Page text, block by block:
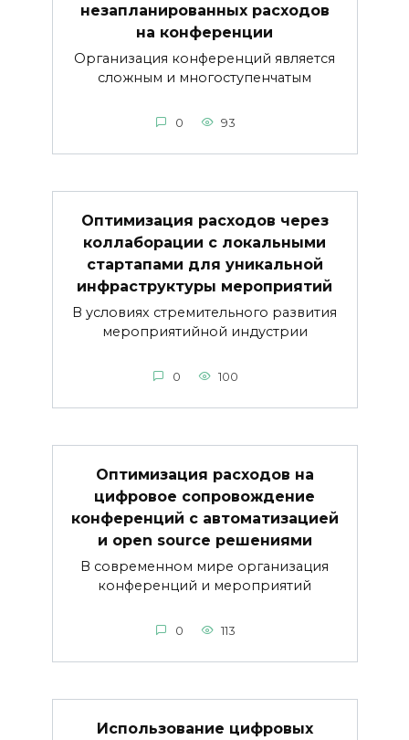
незапланированных расходов
на конференции
Организация конференций является
сложным и многоступенчатым
0 93
Оптимизация расходов через
коллаборации с локальными
стартапами для уникальной
инфраструктуры мероприятий
В условиях стремительного развития
мероприятийной индустрии
0 100
Оптимизация расходов на
цифровое сопровождение
конференций с автоматизацией
и open source решениями
В современном мире организация
конференций и мероприятий
0 113
Использование цифровых